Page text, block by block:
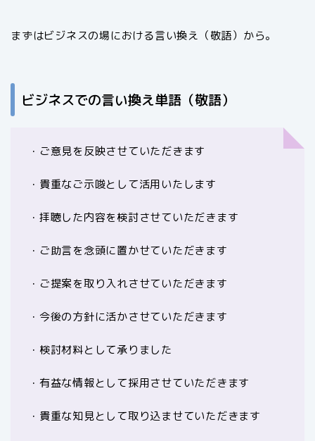
まずはビジネスの場における言い換え（敬語）から。
ビジネスでの言い換え単語（敬語）
・ご意見を反映させていただきます
・貴重なご示唆として活用いたします
・拝聴した内容を検討させていただきます
・ご助言を念頭に置かせていただきます
・ご提案を取り入れさせていただきます
・今後の方針に活かさせていただきます
・検討材料として承りました
・有益な情報として採用させていただきます
・貴重な知見として取り込ませていただきます